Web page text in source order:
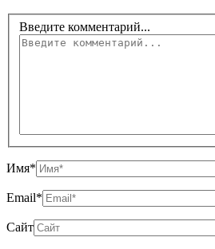
Введите комментарий...
Имя*
Email*
Сайт